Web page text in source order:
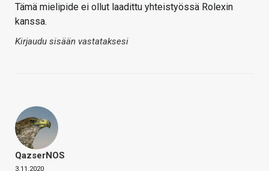
Tämä mielipide ei ollut laadittu yhteistyössä Rolexin
kanssa.
Kirjaudu sisään vastataksesi
QazserNOS
3.11.2020